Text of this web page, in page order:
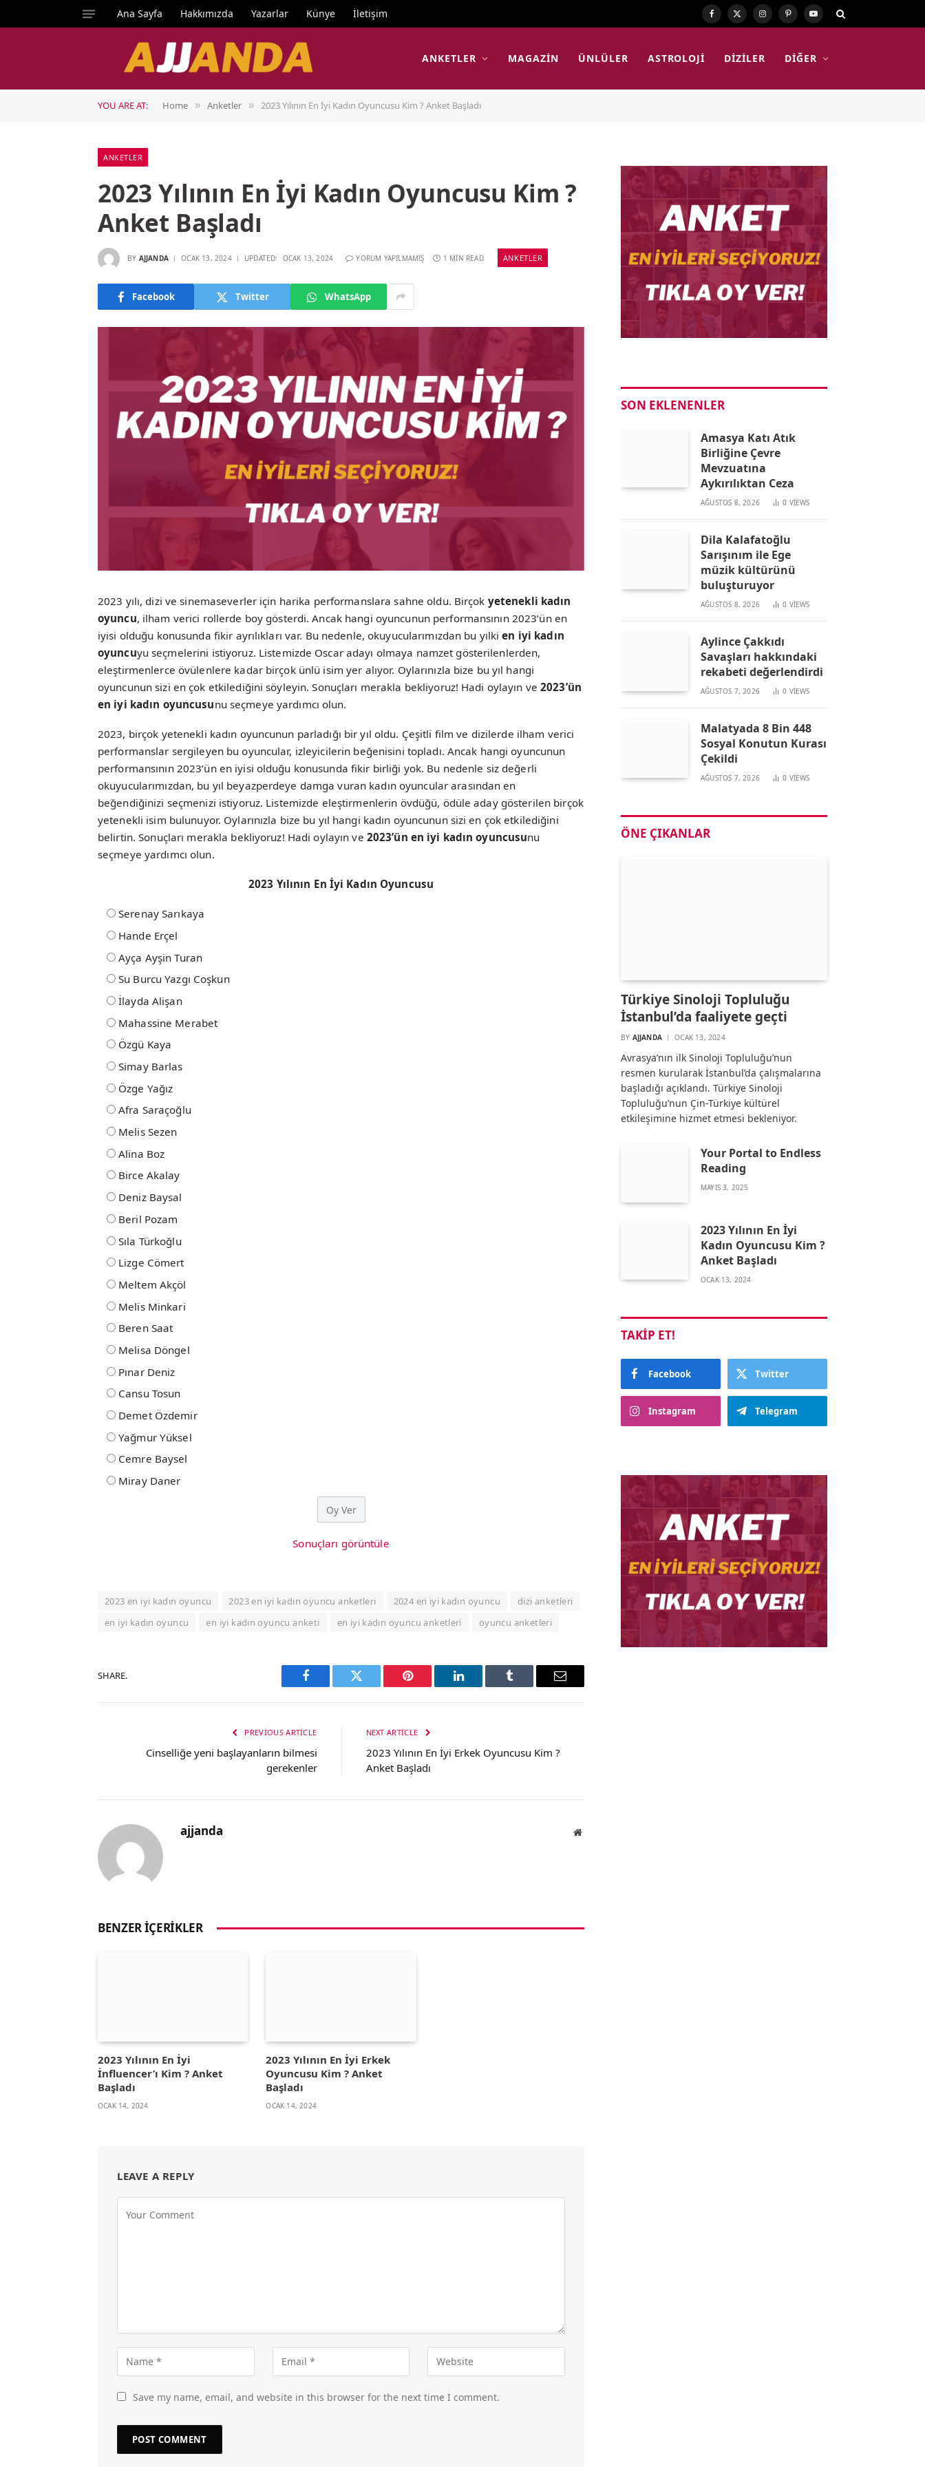
Ana Sayfa Hakkımızda Yazarlar Künye İletişim Facebook
X
Instagram
PinterestYouTube
ANKETLER MAGAZIN ÜNLÜLER ASTROLOJI DIZILER DIĞER
YOU ARE AT: Home » Anketler » 2023 Yılının En İyi Kadın Oyuncusu Kim ? Anket Başladı
ANKETLER
2023 Yılının En İyi Kadın Oyuncusu Kim ?
Anket Başladı
BY AJJANDA OCAK 13, 2024 UPDATED: OCAK 13, 2024 YORUM YAPILMAMIŞ 1 MIN READ ANKETLER
Facebook Twitter WhatsApp
2023 yılı, dizi ve sinemaseverler için harika performanslara sahne oldu. Birçok yetenekli kadın
oyuncu, ilham verici rollerde boy gösterdi. Ancak hangi oyuncunun performansının 2023’ün en
iyisi olduğu konusunda fikir ayrılıkları var. Bu nedenle, okuyucularımızdan bu yılkien iyi kadın
oyuncuyu seçmelerini istiyoruz. Listemizde Oscar adayı olmaya namzet gösterilenlerden,
eleştirmenlerce övülenlere kadar birçok ünlü isim yer alıyor. Oylarınızla bize bu yıl hangi
oyuncunun sizi en çok etkilediğini söyleyin. Sonuçları merakla bekliyoruz! Hadi oylayın ve2023’ün
en iyi kadın oyuncusunu seçmeye yardımcı olun.
2023, birçok yetenekli kadın oyuncunun parladığı bir yıl oldu. Çeşitli film ve dizilerde ilham verici
performanslar sergileyen bu oyuncular, izleyicilerin beğenisini topladı. Ancak hangi oyuncunun
performansının 2023’ün en iyisi olduğu konusunda fikir birliği yok. Bu nedenle siz değerli
okuyucularımızdan, bu yıl beyazperdeye damga vuran kadın oyuncular arasından en
beğendiğinizi seçmenizi istiyoruz. Listemizde eleştirmenlerin övdüğü, ödüle aday gösterilen birçok
yetenekli isim bulunuyor. Oylarınızla bize bu yıl hangi kadın oyuncunun sizi en çok etkilediğini
belirtin. Sonuçları merakla bekliyoruz! Hadi oylayın ve 2023’ün en iyi kadın oyuncusunu
seçmeye yardımcı olun.
2023 Yılının En İyi Kadın Oyuncusu
Serenay Sarıkaya
Hande Erçel
Ayça Ayşin Turan
Su Burcu Yazgı Coşkun
İlayda Alişan
Mahassine Merabet
Özgü Kaya
Simay Barlas
Özge Yağız
Afra Saraçoğlu
Melis Sezen
Alina Boz
Birce Akalay
Deniz Baysal
Beril Pozam
Sıla Türkoğlu
Lizge Cömert
Meltem Akçöl
Melis Minkari
Beren Saat
Melisa Döngel
Pınar Deniz
Cansu Tosun
Demet Özdemir
Yağmur Yüksel
Cemre Baysel
Miray Daner
Sonuçları görüntüle
2023 en iyi kadın oyuncu 2023 en iyi kadın oyuncu anketleri 2024 en iyi kadın oyuncu
dizi anketleri
en iyi kadın oyuncu
en iyi kadın oyuncu anketi en iyi kadın oyuncu anketleri oyuncu anketleri
SHARE.
Facebook Twitter Pinterest LinkedIn Tumblr Email
PREVIOUS ARTICLE
Cinselliğe yeni başlayanların bilmesi
gerekenler
NEXT ARTICLE
2023 Yılının En İyi Erkek Oyuncusu Kim ?
Anket Başladı
ajjanda Website
BENZER İÇERIKLER
2023 Yılının En İyi
İnfluencer’ı Kim ? Anket
Başladı
OCAK 14, 2024
2023 Yılının En İyi Erkek
Oyuncusu Kim ? Anket
Başladı
OCAK 14, 2024
LEAVE A REPLY
Save my name, email, and website in this browser for the next time I comment.
SON EKLENENLER
Amasya Katı Atık
Birliğine Çevre
Mevzuatına
Aykırılıktan Ceza
AĞUSTOS 8, 2026 0 VIEWS
Dila Kalafatoğlu
Sarışınım ile Ege
müzik kültürünü
buluşturuyor
AĞUSTOS 8, 2026 0 VIEWS
Aylince Çakkıdı
Savaşları hakkındaki
rekabeti değerlendirdi
AĞUSTOS 7, 2026 0 VIEWS
Malatyada 8 Bin 448
Sosyal Konutun Kurası
Çekildi
AĞUSTOS 7, 2026 0 VIEWS
ÖNE ÇIKANLAR
Türkiye Sinoloji Topluluğu
İstanbul’da faaliyete geçti
BY AJJANDA OCAK 13, 2024
Avrasya’nın ilk Sinoloji Topluluğu’nun
resmen kurularak İstanbul’da çalışmalarına
başladığı açıklandı. Türkiye Sinoloji
Topluluğu’nun Çin-Türkiye kültürel
etkileşimine hizmet etmesi bekleniyor.
Your Portal to Endless
Reading
MAYIS 3, 2025
2023 Yılının En İyi
Kadın Oyuncusu Kim ?
Anket Başladı
OCAK 13, 2024
TAKIP ET!
Facebook Twitter
Instagram Telegram